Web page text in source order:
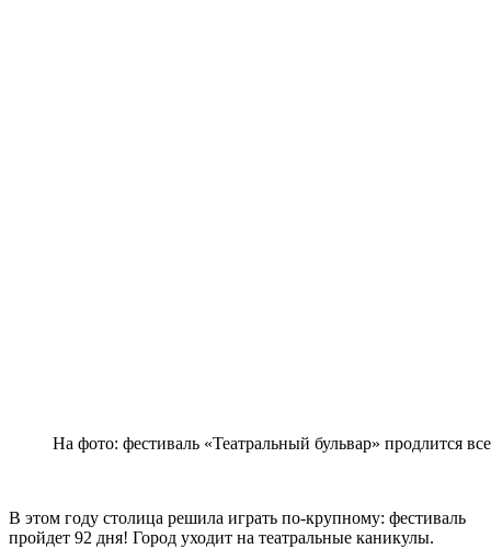
На фото: фестиваль «Театральный бульвар» продлится
В этом году столица решила играть по-крупному: фестиваль
пройдет 92 дня! Город уходит на театральные каникулы.